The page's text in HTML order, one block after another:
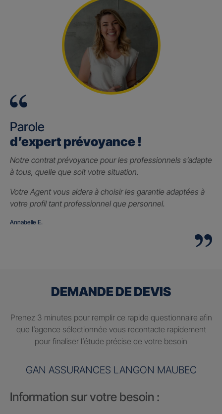
Parole
d’expert prévoyance !
Notre contrat prévoyance pour les professionnels s’adapte
à tous, quelle que soit votre situation.
Votre Agent vous aidera à choisir les garantie adaptées à
votre profil tant professionnel que personnel.
Annabelle E.
DEMANDE DE DEVIS
Prenez 3 minutes pour remplir ce rapide questionnaire afin
que l’agence sélectionnée vous recontacte rapidement
pour finaliser l’étude précise de votre besoin
GAN ASSURANCES LANGON MAUBEC
Information sur votre besoin :